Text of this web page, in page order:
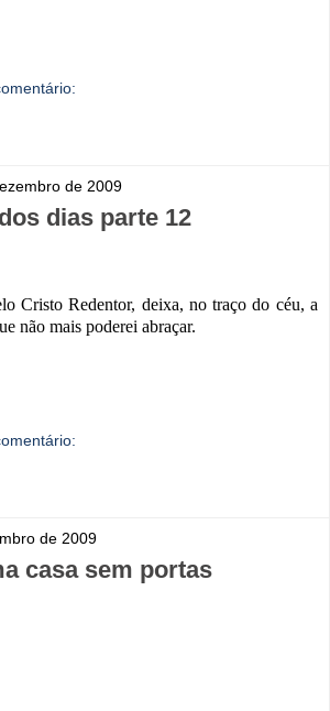
de 2009
dias parte 12
Cristo Redentor, deixa, no traço do céu, a
não mais poderei abraçar.
de 2009
casa sem portas